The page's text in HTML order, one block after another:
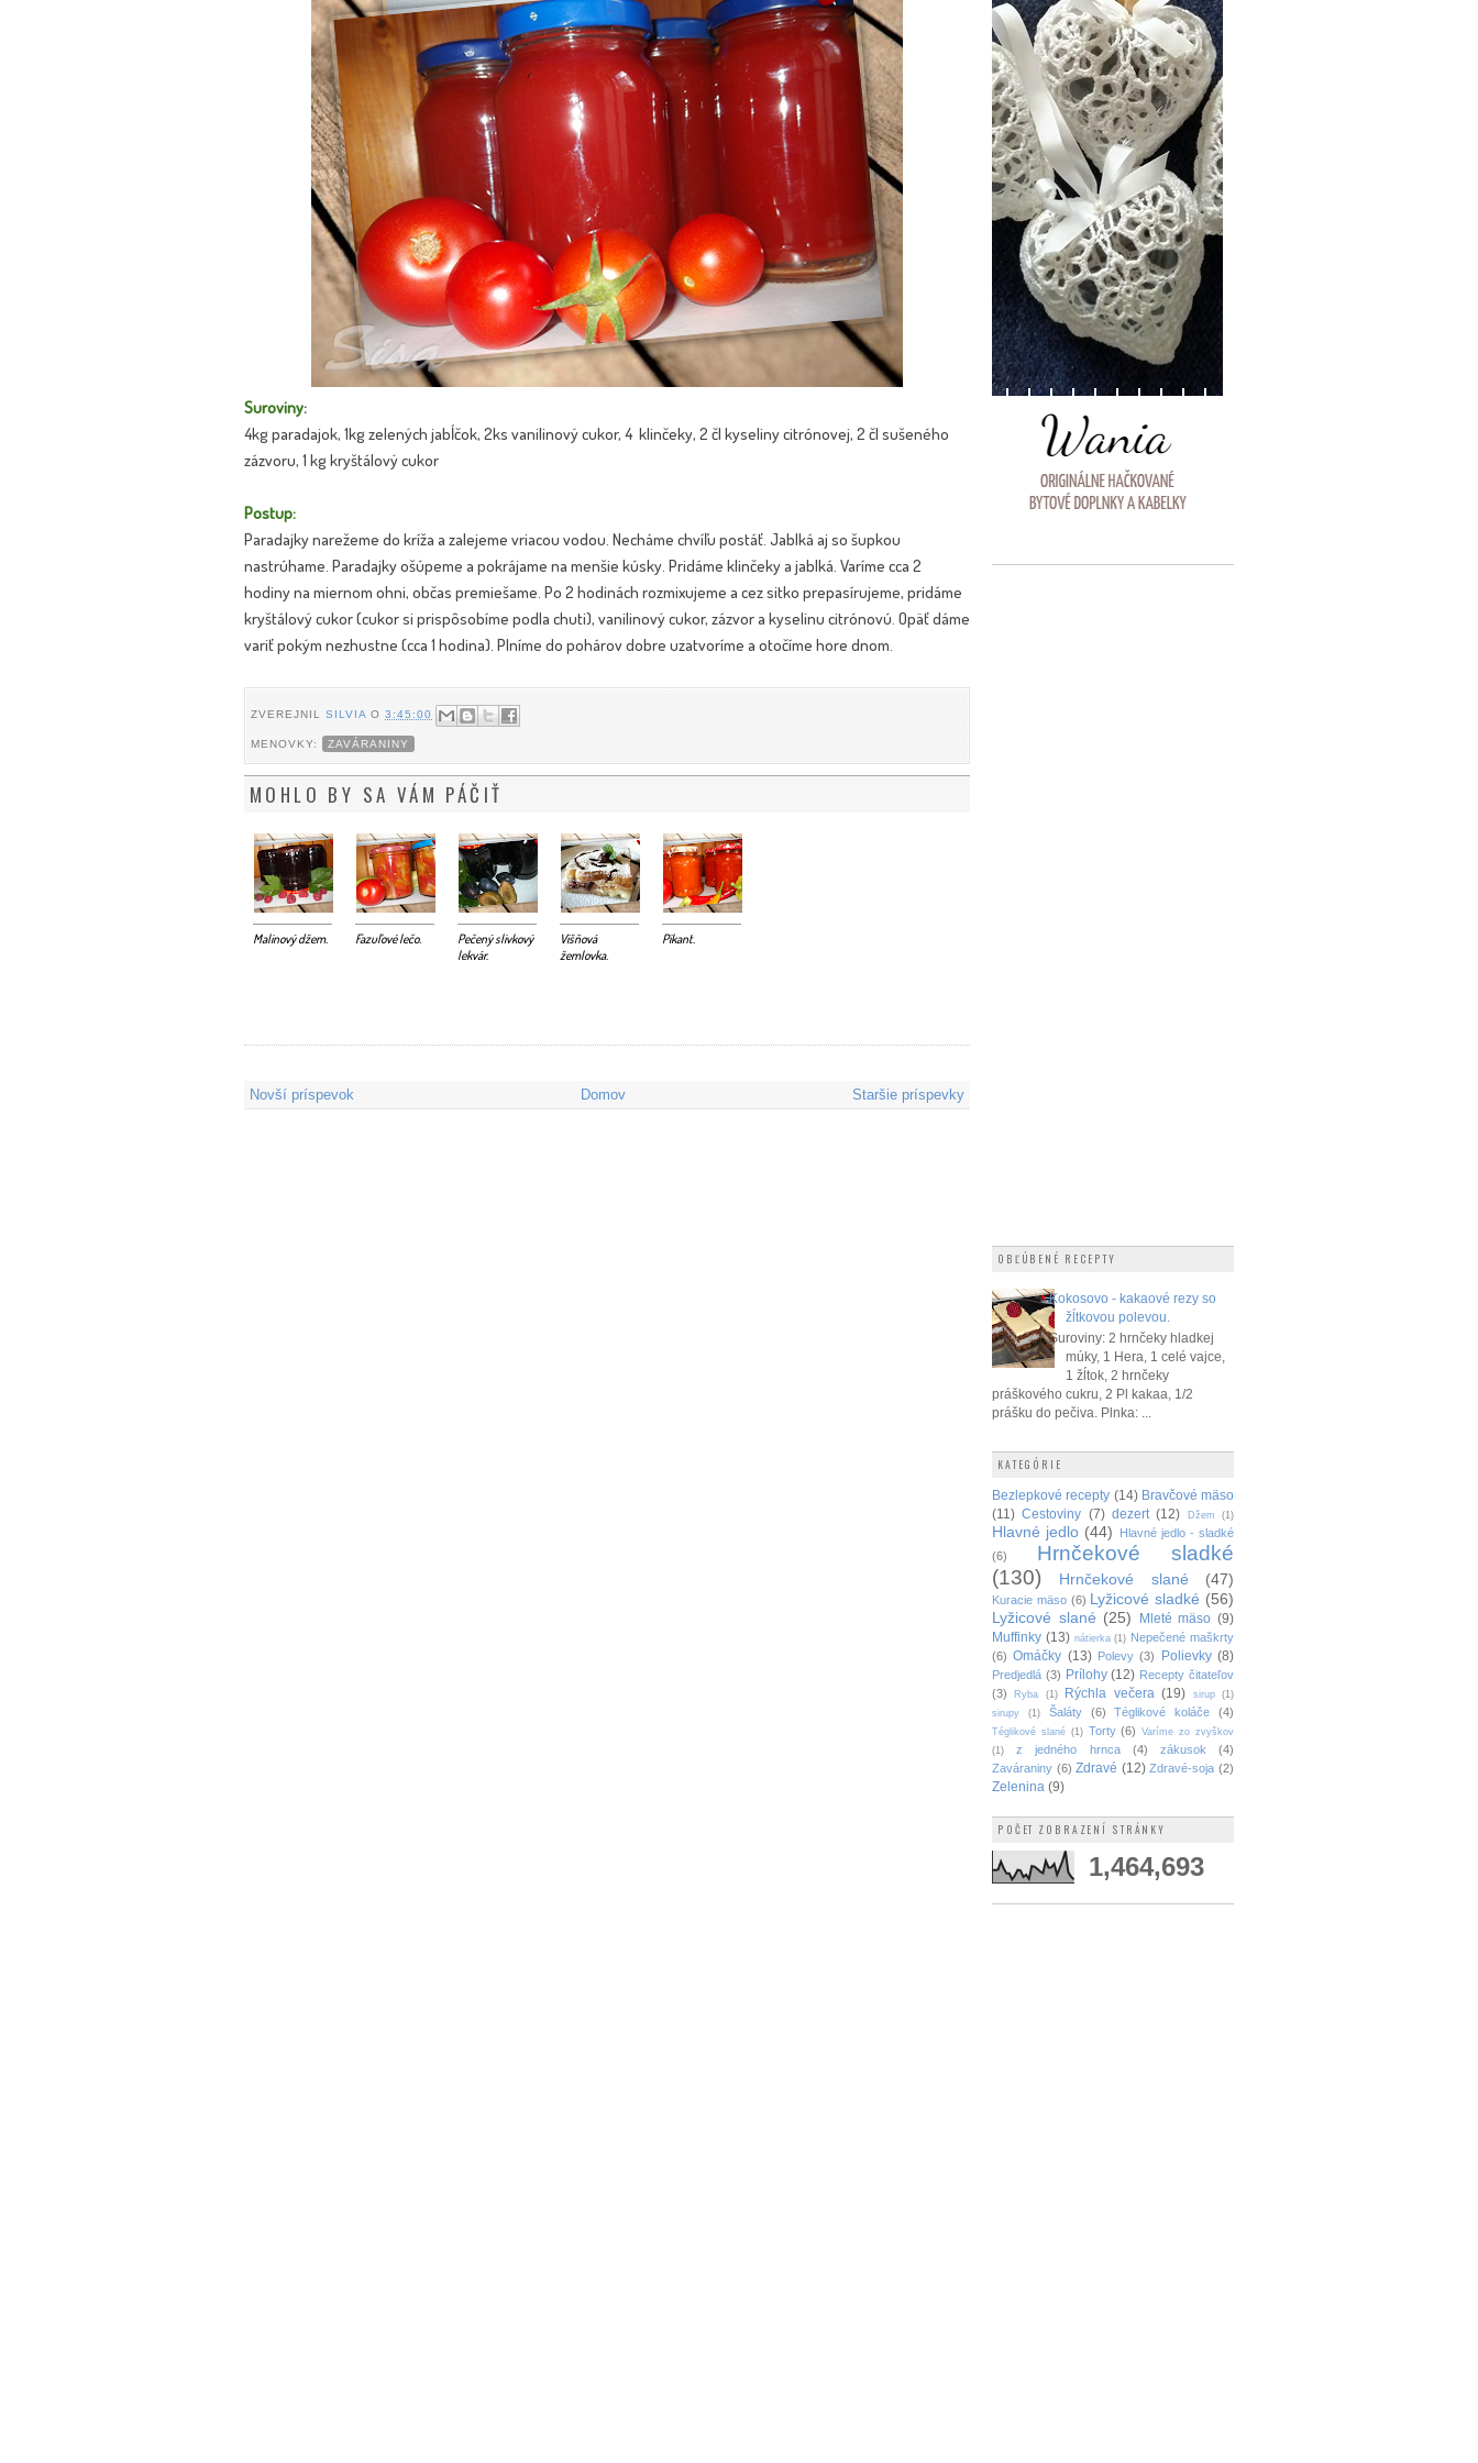
Suroviny:
4kg paradajok, 1kg zelených jabĺčok, 2ks vanilinový cukor, 4 klinčeky, 2 čl kyseliny citrónovej, 2 čl sušeného
zázvoru, 1 kg kryštálový cukor
Postup:
Paradajky narežeme do kríža a zalejeme vriacou vodou. Necháme chvíľu postáť. Jablká aj so šupkou
nastrúhame. Paradajky ošúpeme a pokrájame na menšie kúsky. Pridáme klinčeky a jablká. Varíme cca 2
hodiny na miernom ohni, občas premiešame. Po 2 hodinách rozmixujeme a cez sitko prepasírujeme, pridáme
kryštálový cukor (cukor si prispôsobíme podla chuti), vanilinový cukor, zázvor a kyselinu citrónovú. Opäť dáme
variť pokým nezhustne (cca 1 hodina). Plníme do pohárov dobre uzatvoríme a otočíme hore dnom.
ZVEREJNILSILVIAO3:45:00
MENOVKY: ZAVÁRANINY
MOHLO BY SA VÁM PÁČIŤ
Malinový džem. Fazuľové lečo.
Pečený slivkový
lekvár.
Višňová
žemlovka.
Pikant.
Novší príspevok Staršie príspevky
Domov
OBĽÚBENÉ RECEPTY
Kokosovo - kakaové rezy so
žĺtkovou polevou.
Suroviny: 2 hrnčeky hladkej
múky, 1 Hera, 1 celé vajce,
1 žĺtok, 2 hrnčeky
práškového cukru, 2 Pl kakaa, 1/2
prášku do pečiva. Plnka: ...
KATEGÓRIE
Bezlepkové recepty (14) Bravčové mäso
(11) Cestoviny (7) dezert (12) Džem (1)
Hlavné jedlo (44)
Hlavné jedlo - sladké
(6)
Hrnčekové sladké
(130)
Hrnčekové slané (47)
Kuracie mäso (6) Lyžicové sladké (56)
Lyžicové slané (25) Mleté mäso (9)
Muffinky (13) nátierka (1) Nepečené maškrty
(6) Omáčky (13) Polevy (3) Polievky (8)
Predjedlá (3) Prílohy (12) Recepty čitateľov
(3)
Ryba (1) Rýchla večera (19) sirup
(1)
sirupy
(1) Šaláty (6) Téglikové koláče (4)
Téglikové slané (1) Torty (6)
Varíme zo zvyškov
(1)
z jedného hrnca (4) zákusok
(4)
Zaváraniny (6) Zdravé (12) Zdravé-soja (2)
Zelenina (9)
POČET ZOBRAZENÍ STRÁNKY
1,464,693